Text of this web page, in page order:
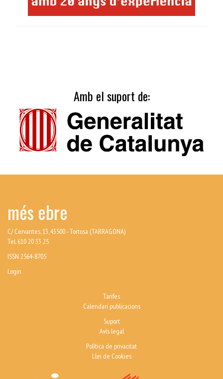
Amb el suport de:
més ebre
C/ Cervantes, 13, 43500 - Tortosa (TARRAGONA)
Tel. 610 20 33 25
ISSN 2564-8705
Login
Tarifes
Calendari publicacions
Suport
Avís legal
Política de privacitat
Llei de Cookies